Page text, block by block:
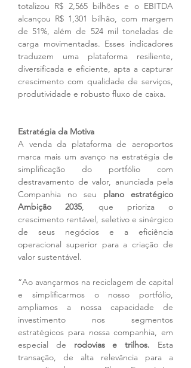
totalizou R$ 2,565 bilhões e o EBITDA
alcançou R$ 1,301 bilhão, com margem
de 51%, além de 524 mil toneladas de
carga movimentadas. Esses indicadores
traduzem uma plataforma resiliente,
diversificada e eficiente, apta a capturar
crescimento com qualidade de serviços,
produtividade e robusto fluxo de caixa.
Estratégia da Motiva
A venda da plataforma de aeroportos
marca mais um avanço na estratégia de
simplificação do portfólio com
destravamento de valor, anunciada pela
Companhia no seu plano estratégico
Ambição 2035, que prioriza o
crescimento rentável, seletivo e sinérgico
de seus negócios e a eficiência
operacional superior para a criação de
valor sustentável.
“Ao avançarmos na reciclagem de capital
e simplificarmos o nosso portfólio,
ampliamos a nossa capacidade de
investimento nos segmentos
estratégicos para nossa companhia, em
especial de rodovias e trilhos. Esta
transação, de alta relevância para a